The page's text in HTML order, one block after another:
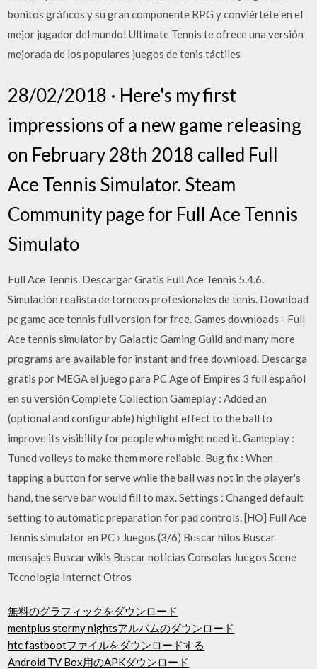
bonitos gráficos y su gran componente RPG y conviértete en el
mejor jugador del mundo! Ultimate Tennis te ofrece una versión
mejorada de los populares juegos de tenis táctiles
28/02/2018 · Here's my first
impressions of a new game releasing
on February 28th 2018 called Full
Ace Tennis Simulator. Steam
Community page for Full Ace Tennis
Simulato
Full Ace Tennis. Descargar Gratis Full Ace Tennis 5.4.6.
Simulación realista de torneos profesionales de tenis. Download
pc game ace tennis full version for free. Games downloads - Full
Ace tennis simulator by Galactic Gaming Guild and many more
programs are available for instant and free download. Descarga
gratis por MEGA el juego para PC Age of Empires 3 full español
en su versión Complete Collection Gameplay : Added an
(optional and configurable) highlight effect to the ball to
improve its visibility for people who might need it. Gameplay :
Tuned volleys to make them more reliable. Bug fix : When
tapping a button for serve while the ball was not in the player's
hand, the serve bar would fill to max. Settings : Changed default
setting to automatic preparation for pad controls. [HO] Full Ace
Tennis simulator en PC › Juegos (3/6) Buscar hilos Buscar
mensajes Buscar wikis Buscar noticias Consolas Juegos Scene
Tecnología Internet Otros
無料のグラフィックをダウンロード
mentplus stormy nightsアルバムのダウンロード
htc fastbootファイルをダウンロードする
Android TV Box用のAPKダウンロード